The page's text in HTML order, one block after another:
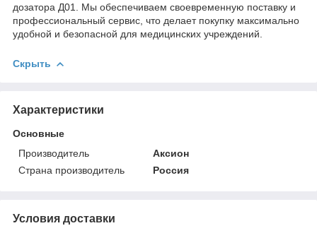
дозатора Д01. Мы обеспечиваем своевременную поставку и
профессиональный сервис, что делает покупку максимально
удобной и безопасной для медицинских учреждений.
Скрыть
Характеристики
Основные
Производитель
Аксион
Страна производитель
Россия
Условия доставки